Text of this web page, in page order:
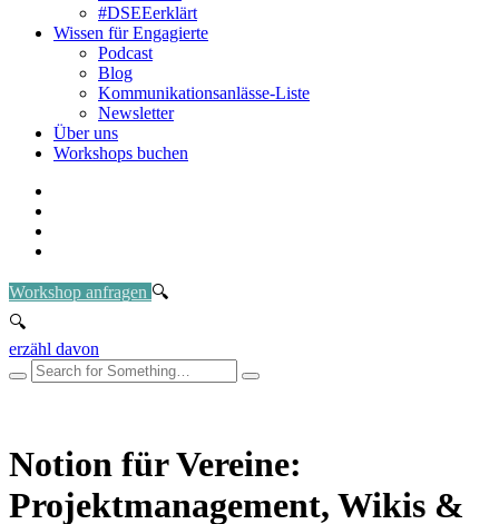
#DSEEerklärt
Wissen für Engagierte
Podcast
Blog
Kommunikationsanlässe-Liste
Newsletter
Über uns
Workshops buchen
Workshop anfragen
erzähl davon
Notion für Vereine:
Projektmanagement, Wikis &